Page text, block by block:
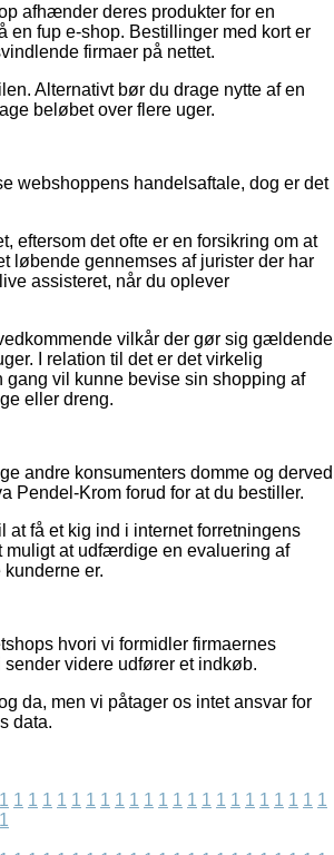
afhænder deres produkter for en
fup e-shop. Bestillinger med kort er
firmaer på nettet.
Alternativt bør du drage nytte af en
beløbet over flere uger.
webshoppens handelsaftale, dog er det
eftersom det ofte er en forsikring om at
løbende gennemses af jurister der har
assisteret, når du oplever
vilkår der gør sig gældende
I relation til det er det virkelig
gang vil kunne bevise sin shopping af
eller dreng.
andre konsumenters domme og derved
Pendel-Krom forud for at du bestiller.
få et kig ind i internet forretningens
muligt at udfærdige en evaluering af
er.
hvori vi formidler firmaernes
videre udfører et indkøb.
da, men vi påtager os intet ansvar for
data.
1 1 1 1 1 1 1 1 1 1 1 1 1 1 1 1 1 1 1 1 1 1 1
1